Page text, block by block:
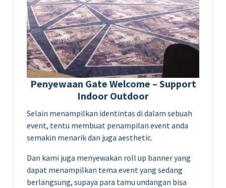
Penyewaan Gate Welcome – Support
Indoor Outdoor
Selain menampilkan identintas di dalam sebuah
event, tentu membuat penampilan event anda
semakin menarik dan juga aesthetic.
Dan kami juga menyewakan roll up banner yang
dapat menampilkan tema event yang sedang
berlangsung, supaya para tamu undangan bisa